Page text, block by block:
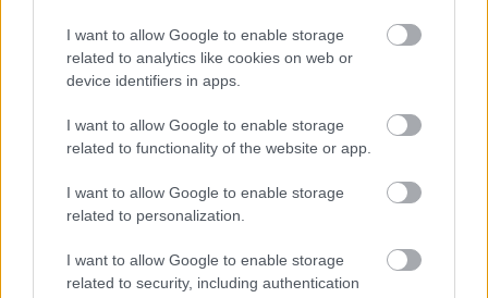
I want to allow Google to enable storage
related to analytics like cookies on web or
device identifiers in apps.
I want to allow Google to enable storage
related to functionality of the website or app.
I want to allow Google to enable storage
related to personalization.
I want to allow Google to enable storage
related to security, including authentication